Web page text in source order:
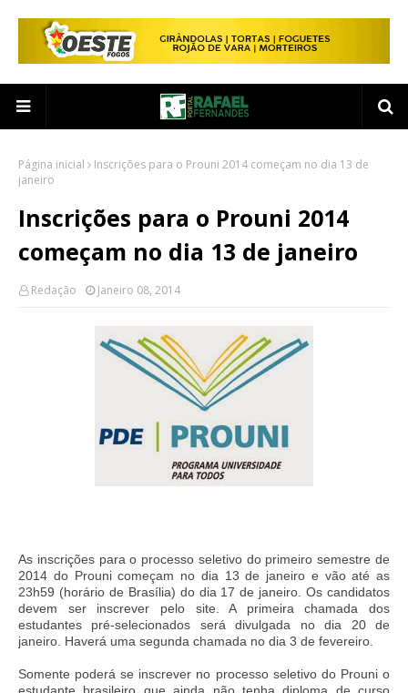
Página inicial
Inscrições para o Prouni 2014 começam no dia 13 de
janeiro
Inscrições para o Prouni 2014
começam no dia 13 de janeiro
Redação Janeiro 08, 2014
As inscrições para o processo seletivo do primeiro semestre de
2014 do Prouni começam no dia 13 de janeiro e vão até as
23h59 (horário de Brasília) do dia 17 de janeiro. Os candidatos
devem ser inscrever pelo site. A primeira chamada dos
estudantes pré-selecionados será divulgada no dia 20 de
janeiro. Haverá uma segunda chamada no dia 3 de fevereiro.
Somente poderá se inscrever no processo seletivo do Prouni o